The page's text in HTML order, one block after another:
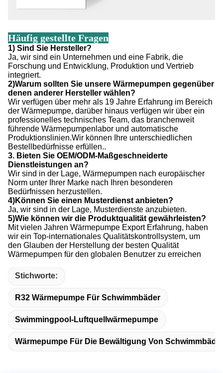
Häufig gestellte Fragen
1) Sind Sie Hersteller?
Ja, wir sind ein Unternehmen und eine Fabrik, die
Forschung und Entwicklung, Produktion und Vertrieb
integriert.
2)Warum sollten Sie unsere Wärmepumpen gegenüber
denen anderer Hersteller wählen?
Wir verfügen über mehr als 19 Jahre Erfahrung im Bereich
der Wärmepumpe, darüber hinaus verfügen wir über ein
professionelles technisches Team, das branchenweit
führende Wärmepumpenlabor und automatische
Produktionslinien.Wir können Ihre unterschiedlichen
Bestellbedürfnisse erfüllen..
3. Bieten Sie OEM/ODM-Maßgeschneiderte
Dienstleistungen an?
Wir sind in der Lage, Wärmepumpen nach europäischer
Norm unter Ihrer Marke nach Ihren besonderen
Bedürfnissen herzustellen.
4)Können Sie einen Musterdienst anbieten?
Ja, wir sind in der Lage, Musterdienste anzubieten.
5)Wie können wir die Produktqualität gewährleisten?
Mit vielen Jahren Wärmepumpe Export Erfahrung, haben
wir ein Top-internationales Qualitätskontrollsystem, um
den Glauben der Herstellung der besten Qualität
Wärmepumpen für den globalen Benutzer zu erreichen
Stichworte:
R32 Wärmepumpe Für Schwimmbäder
Swimmingpool-Luftquellwärmepumpe
Wärmepumpe Für Die Bewältigung Von